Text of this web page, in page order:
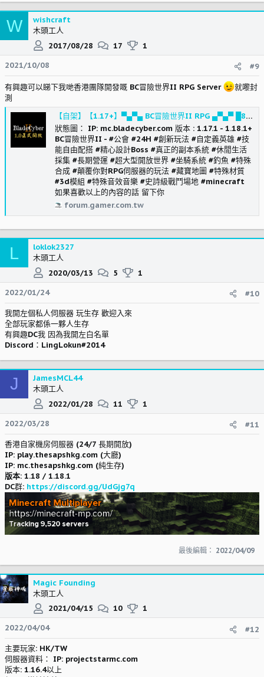
W
wishcraft
木頭工人
2017/08/28
17
1
2021/10/08
#9
有興趣可以睇下我哋香港團隊開發嘅 BC冒險世界II RPG Server
就嚟封
測
【自架】【1.17+】▀▄▀▄ BC冒險世界II RPG ▄▀▄▀ █8000x8000宏偉冒險地圖█正式開放█ 7月2更新!! @Minecraft 我的世界（當個創世神） 哈啦板 - 巴哈姆特
狀態圖： IP: mc.bladecyber.com 版本 : 1.17.1 - 1.18.1+
BC冒險世界II - #公會 #24H #創新玩法 #自定義英雄 #技
能自由配搭 #精心設計Boss #真正的副本系統 #休閒生活
採集 #長期營運 #超大型開放世界 #坐騎系統 #釣魚 #特殊
合成 #顛覆你對RPG伺服器的玩法 #藏寶地圖 #特殊材質
#3d模組 #特殊音效音樂 #史詩級戰鬥場地 #minecraft
如果喜歡以上的內容的話 留下你
forum.gamer.com.tw
L
loklok2327
木頭工人
2020/03/13
5
1
2022/01/24
#10
我開左個私人伺服器 玩生存 歡迎入來
全部玩家都係一夥人生存
有興趣DC我 因為我開左白名單
Discord：LingLokun#2014
J
JamesMCL44
木頭工人
2022/01/28
11
1
2022/03/28
#11
香港自家機房伺服器 (24/7 長期開放)
IP: play.thesapshkg.com (大廳)
IP: mc.thesapshkg.com (純生存)
版本: 1.18 / 1.18.1
DC群: https://discord.gg/UdGjg7q
最後編輯： 2022/04/09
Magic Founding
木頭工人
2021/04/15
10
1
2022/04/04
#12
主要玩家: HK/TW
伺服器資料： IP: projectstarmc.com
版本: 1.16.4以上